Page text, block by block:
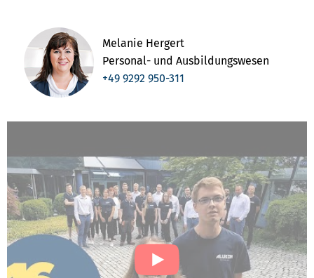
Melanie Hergert
Personal- und Ausbildungswesen
+49 9292 950-311